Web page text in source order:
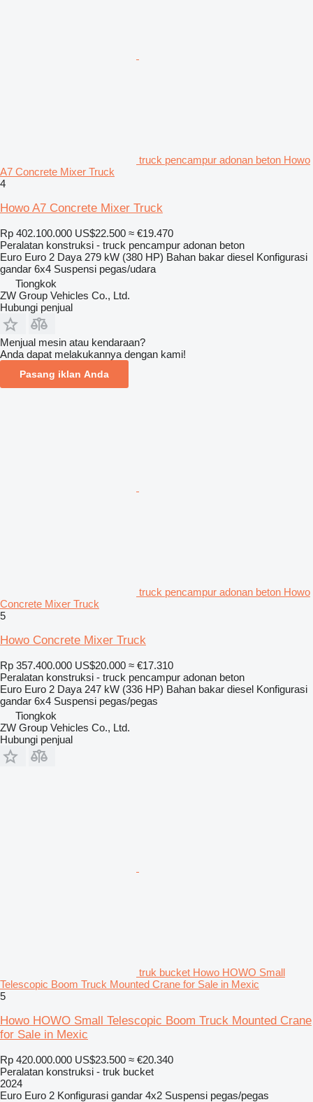
truck pencampur adonan beton Howo
A7 Concrete Mixer Truck
4
Howo A7 Concrete Mixer Truck
Rp 402.100.000 US$22.500 ≈ €19.470
Peralatan konstruksi - truck pencampur adonan beton
Euro Euro 2 Daya 279 kW (380 HP) Bahan bakar diesel Konfigurasi
gandar 6x4 Suspensi pegas/udara
Tiongkok
ZW Group Vehicles Co., Ltd.
Hubungi penjual
Menjual mesin atau kendaraan?
Anda dapat melakukannya dengan kami!
Pasang iklan Anda
truck pencampur adonan beton Howo
Concrete Mixer Truck
5
Howo Concrete Mixer Truck
Rp 357.400.000 US$20.000 ≈ €17.310
Peralatan konstruksi - truck pencampur adonan beton
Euro Euro 2 Daya 247 kW (336 HP) Bahan bakar diesel Konfigurasi
gandar 6x4 Suspensi pegas/pegas
Tiongkok
ZW Group Vehicles Co., Ltd.
Hubungi penjual
truk bucket Howo HOWO Small
Telescopic Boom Truck Mounted Crane for Sale in Mexic
5
Howo HOWO Small Telescopic Boom Truck Mounted Crane
for Sale in Mexic
Rp 420.000.000 US$23.500 ≈ €20.340
Peralatan konstruksi - truk bucket
2024
Euro Euro 2 Konfigurasi gandar 4x2 Suspensi pegas/pegas